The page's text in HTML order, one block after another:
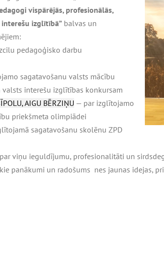
vispārējās, profesionālās,
izglītībā” balvas un
pedagoģisko darbu
sagatavošanu valsts mācību
interešu izglītības konkursam
AIGU BĒRZIŅU — par izglītojamo
priekšmeta olimpiādei
sagatavošanu skolēnu ZPD
viņu ieguldījumu, profesionalitāti un
panākumi un radošums nes jaunas idejas,